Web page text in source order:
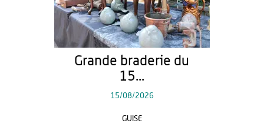
Grande braderie du
15...
15/08/2026
GUISE